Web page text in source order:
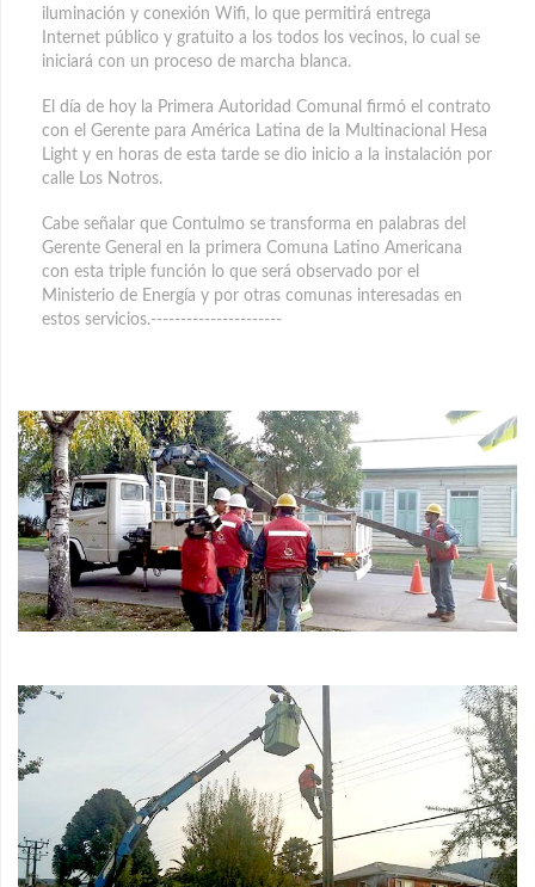
iluminación y conexión Wifi, lo que permitirá entrega
Internet público y gratuito a los todos los vecinos, lo cual se
iniciará con un proceso de marcha blanca.
El día de hoy la Primera Autoridad Comunal firmó el contrato
con el Gerente para América Latina de la Multinacional Hesa
Light y en horas de esta tarde se dio inicio a la instalación por
calle Los Notros.
Cabe señalar que Contulmo se transforma en palabras del
Gerente General en la primera Comuna Latino Americana
con esta triple función lo que será observado por el
Ministerio de Energía y por otras comunas interesadas en
estos servicios.----------------------